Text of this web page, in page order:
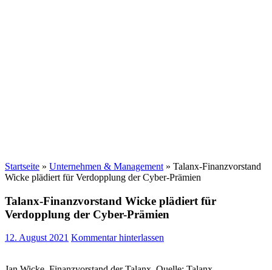
Startseite » Unternehmen & Management » Talanx-Finanzvorstand
Wicke plädiert für Verdopplung der Cyber-Prämien
Talanx-Finanzvorstand Wicke plädiert für
Verdopplung der Cyber-Prämien
12. August 2021 Kommentar hinterlassen